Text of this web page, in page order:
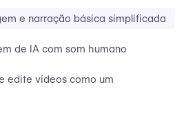
e narração básica simplificada
de IA com som humano
edite vídeos como um